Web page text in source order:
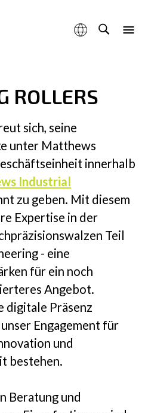
Engineering.
ROLLERS
sich, seine
unter Matthews
innerhalb
Industrial
zu geben. Mit diesem
Expertise in der
Teil
- eine
für ein noch
Angebot.
digitale Präsenz
Engagement für
und
bestehen.
Beratung und